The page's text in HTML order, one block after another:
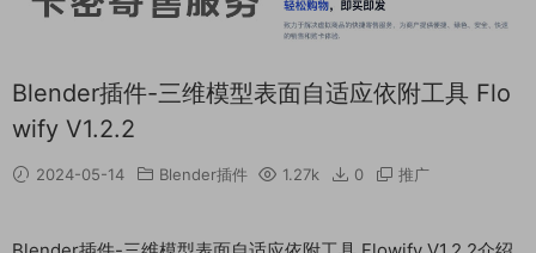
Blender插件-三维模型表面自适应依附工具 Flo
wify V1.2.2
2024-05-14 Blender插件 1.27k 0 推广